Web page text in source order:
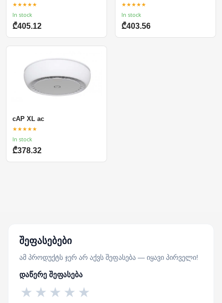
★★★★★
In stock
₾405.12
★★★★★
In stock
₾403.56
cAP XL ac
★★★★★
In stock
₾378.32
შეფასებები
ამ პროდუქტს ჯერ არ აქვს შეფასება — იყავი პირველი!
დაწერე შეფასება
★
★
★
★
★